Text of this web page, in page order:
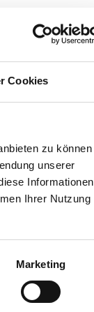
Cookies
zu können
unserer
Informationen
Ihrer Nutzung
Marketing